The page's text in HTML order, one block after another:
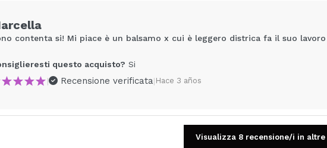
Condividi un video o una foto
contenta si! Mi piace è un balsamo x cui è leggero districa fa il suo
questo acquisto? Si
|
Recensione verificata| Hace 3 años
Visualizza 8 recensione/i in altre